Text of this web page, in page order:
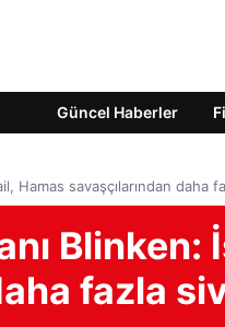
Güncel Haberler
Hamas savaşçılarından daha
Blinken:
fazla